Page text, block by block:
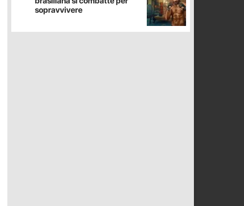
sopravvivere